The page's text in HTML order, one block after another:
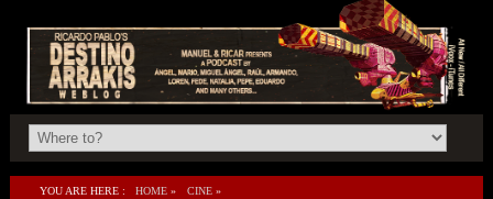
YOU ARE HERE : HOME » CINE »